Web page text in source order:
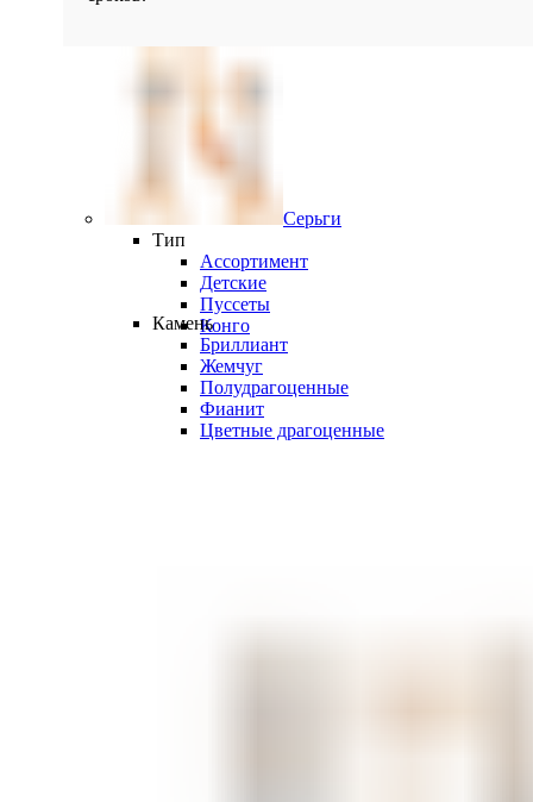
Серьги
Тип
Ассортимент
Детские
Пуссеты
Конго
Камень
Бриллиант
Жемчуг
Полудрагоценные
Фианит
Цветные драгоценные